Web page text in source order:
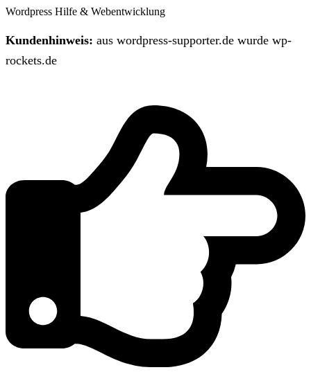
Wordpress Hilfe & Webentwicklung
Kundenhinweis: aus wordpress-supporter.de wurde wp-
rockets.de